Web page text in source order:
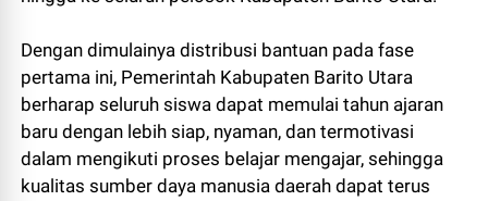
Dengan dimulainya distribusi bantuan pada fase
pertama ini, Pemerintah Kabupaten Barito Utara
berharap seluruh siswa dapat memulai tahun ajaran
baru dengan lebih siap, nyaman, dan termotivasi
dalam mengikuti proses belajar mengajar, sehingga
kualitas sumber daya manusia daerah dapat terus